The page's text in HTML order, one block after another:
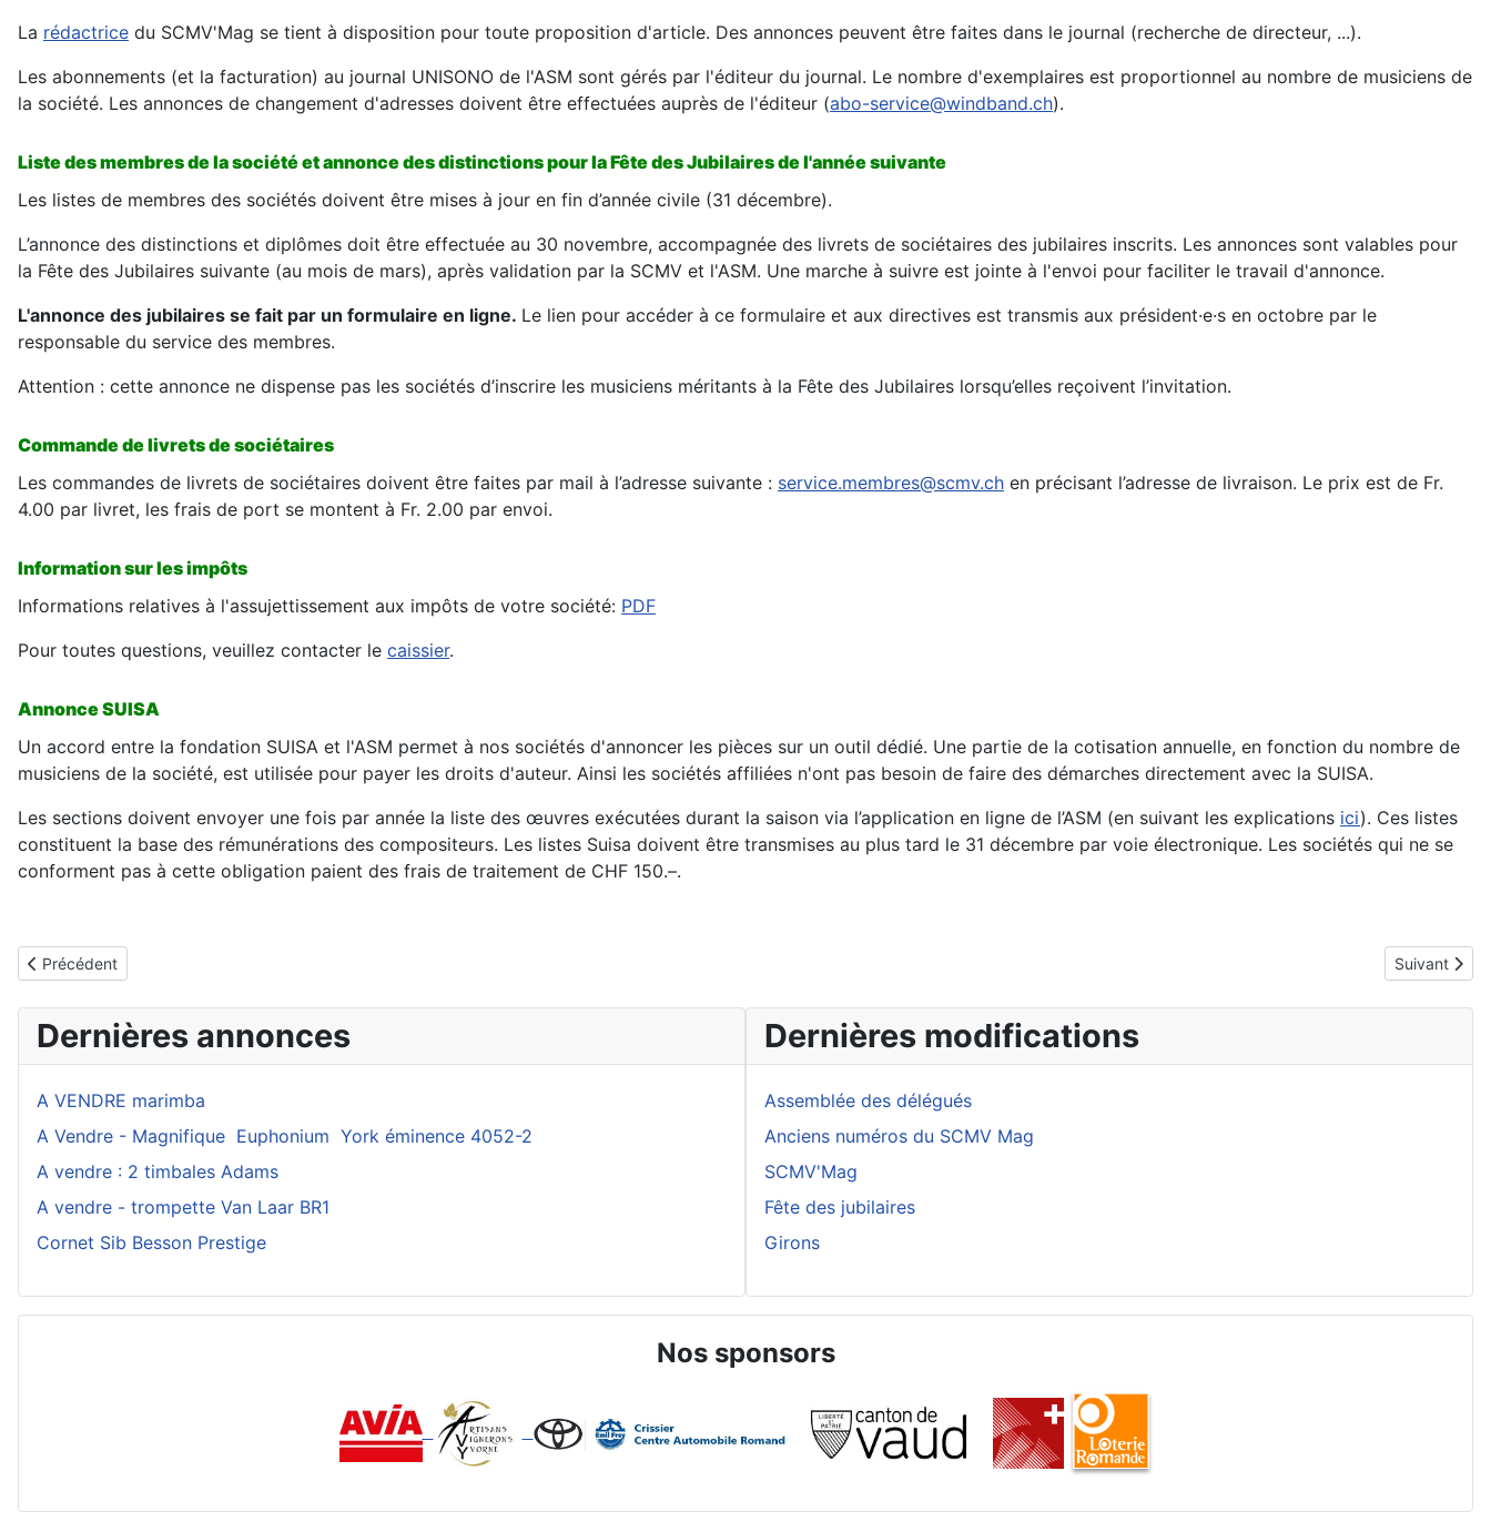
La rédactrice du SCMV'Mag se tient à disposition pour toute proposition d'article. Des annonces peuvent être faites dans le journal (recherche de directeur, ...).
Les abonnements (et la facturation) au journal UNISONO de l'ASM sont gérés par l'éditeur du journal. Le nombre d'exemplaires est proportionnel au nombre de musiciens de
la société. Les annonces de changement d'adresses doivent être effectuées auprès de l'éditeur (abo-service@windband.ch).
Liste des membres de la société et annonce des distinctions pour la Fête des Jubilaires de l'année suivante
Les listes de membres des sociétés doivent être mises à jour en fin d’année civile (31 décembre).
L’annonce des distinctions et diplômes doit être effectuée au 30 novembre, accompagnée des livrets de sociétaires des jubilaires inscrits. Les annonces sont valables pour
la Fête des Jubilaires suivante (au mois de mars), après validation par la SCMV et l'ASM. Une marche à suivre est jointe à l'envoi pour faciliter le travail d'annonce.
L'annonce des jubilaires se fait par un formulaire en ligne. Le lien pour accéder à ce formulaire et aux directives est transmis aux président·e·s en octobre par le
responsable du service des membres.
Attention : cette annonce ne dispense pas les sociétés d’inscrire les musiciens méritants à la Fête des Jubilaires lorsqu’elles reçoivent l’invitation.
Commande de livrets de sociétaires
Les commandes de livrets de sociétaires doivent être faites par mail à l’adresse suivante : service.membres@scmv.ch en précisant l’adresse de livraison. Le prix est de Fr.
4.00 par livret, les frais de port se montent à Fr. 2.00 par envoi.
Information sur les impôts
Informations relatives à l'assujettissement aux impôts de votre société: PDF
Pour toutes questions, veuillez contacter le caissier.
Annonce SUISA
Un accord entre la fondation SUISA et l'ASM permet à nos sociétés d'annoncer les pièces sur un outil dédié. Une partie de la cotisation annuelle, en fonction du nombre de
musiciens de la société, est utilisée pour payer les droits d'auteur. Ainsi les sociétés affiliées n'ont pas besoin de faire des démarches directement avec la SUISA.
Les sections doivent envoyer une fois par année la liste des œuvres exécutées durant la saison via l’application en ligne de l’ASM (en suivant les explications ici). Ces listes
constituent la base des rémunérations des compositeurs. Les listes Suisa doivent être transmises au plus tard le 31 décembre par voie électronique. Les sociétés qui ne se
conforment pas à cette obligation paient des frais de traitement de CHF 150.–.
Article précédent : Echéancier
Précédent Article
Suivant
Dernières annonces
A VENDRE marimba
A Vendre - Magnifique Euphonium York éminence 4052-2
A vendre : 2 timbales Adams
A vendre - trompette Van Laar BR1
Cornet Sib Besson Prestige
Dernières modifications
Assemblée des délégués
Anciens numéros du SCMV Mag
SCMV'Mag
Fête des jubilaires
Girons
Nos sponsors